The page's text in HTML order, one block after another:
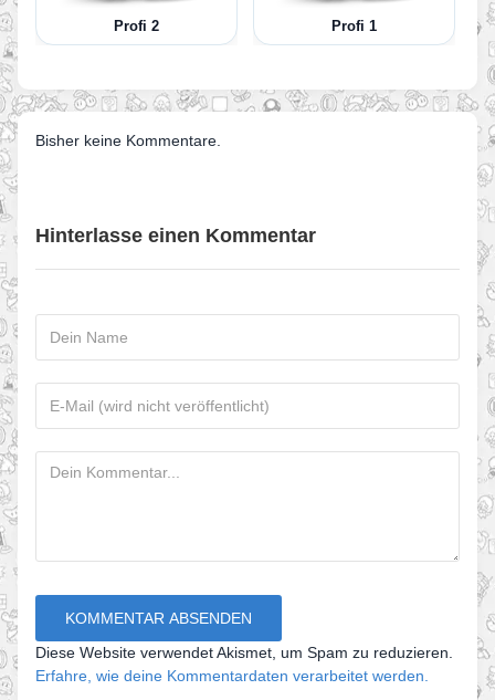
Profi 2 Profi 1
Bisher keine Kommentare.
Hinterlasse einen Kommentar
Diese Website verwendet Akismet, um Spam zu reduzieren.
Erfahre, wie deine Kommentardaten verarbeitet werden.